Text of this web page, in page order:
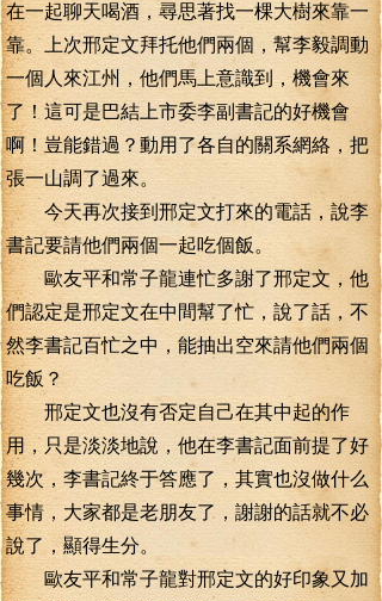
在一起聊天喝酒，尋思著找一棵大樹來靠一
靠。上次邢定文拜托他們兩個，幫李毅調動
一個人來江州，他們馬上意識到，機會來
了！這可是巴結上市委李副書記的好機會
啊！豈能錯過？動用了各自的關系網絡，把
張一山調了過來。
今天再次接到邢定文打來的電話，說李
書記要請他們兩個一起吃個飯。
歐友平和常子龍連忙多謝了邢定文，他
們認定是邢定文在中間幫了忙，說了話，不
然李書記百忙之中，能抽出空來請他們兩個
吃飯？
邢定文也沒有否定自己在其中起的作
用，只是淡淡地說，他在李書記面前提了好
幾次，李書記終于答應了，其實也沒做什么
事情，大家都是老朋友了，謝謝的話就不必
說了，顯得生分。
歐友平和常子龍對邢定文的好印象又加